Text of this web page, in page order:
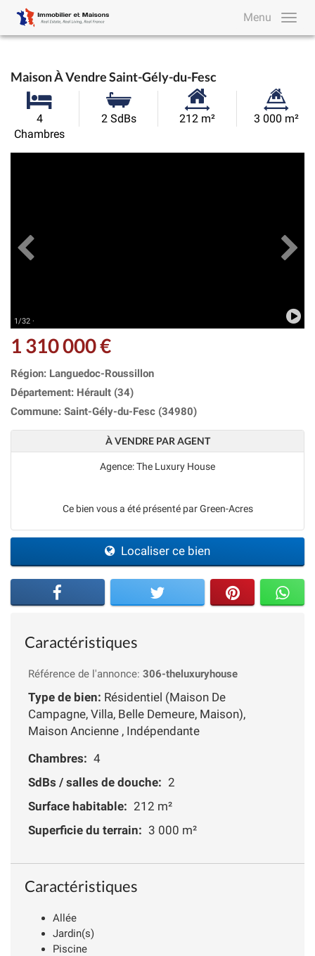
Menu
Maison À Vendre Saint-Gély-du-Fesc
4
Chambres
2 SdBs
Surface
212 m²
Superficie
3 000 m²
1/32 ·
1 310 000 €
Région: Languedoc-Roussillon
Département: Hérault (34)
Commune: Saint-Gély-du-Fesc (34980)
À VENDRE PAR AGENT
Agence: The Luxury House
Ce bien vous a été présenté par Green-Acres
Localiser ce bien
Caractéristiques
Référence de l'annonce: 306-theluxuryhouse
Type de bien: Résidentiel (Maison De
Campagne, Villa, Belle Demeure, Maison),
Maison Ancienne , Indépendante
Chambres: 4
SdBs / salles de douche: 2
Surface habitable: 212 m²
Superficie du terrain: 3 000 m²
Caractéristiques
Allée
Jardin(s)
Piscine